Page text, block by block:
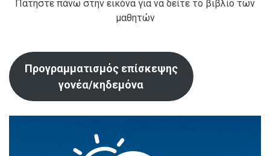
Πατήστε πάνω στην εικόνα για να δείτε το βιβλίο των
μαθητών
Προγραμματισμός επίσκεψης
γονέα/κηδεμόνα